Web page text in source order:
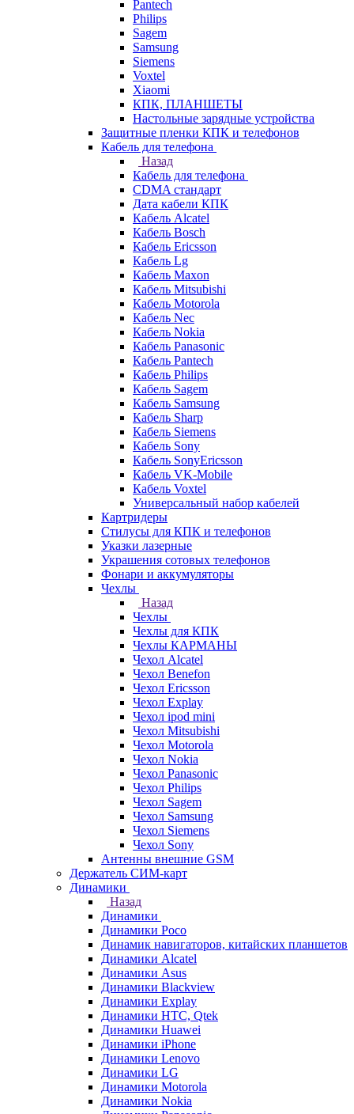
Pantech
Philips
Sagem
Samsung
Siemens
Voxtel
Xiaomi
КПК, ПЛАНШЕТЫ
Настольные зарядные устройства
Защитные пленки КПК и телефонов
Кабель для телефона
Назад
Кабель для телефона
CDMA стандарт
Дата кабели КПК
Кабель Alcatel
Кабель Bosch
Кабель Ericsson
Кабель Lg
Кабель Maxon
Кабель Mitsubishi
Кабель Motorola
Кабель Nec
Кабель Nokia
Кабель Panasonic
Кабель Pantech
Кабель Philips
Кабель Sagem
Кабель Samsung
Кабель Sharp
Кабель Siemens
Кабель Sony
Кабель SonyEricsson
Кабель VK-Mobile
Кабель Voxtel
Универсальный набор кабелей
Картридеры
Стилусы для КПК и телефонов
Указки лазерные
Украшения сотовых телефонов
Фонари и аккумуляторы
Чехлы
Назад
Чехлы
Чехлы для КПК
Чехлы КАРМАНЫ
Чехол Alcatel
Чехол Benefon
Чехол Ericsson
Чехол Explay
Чехол ipod mini
Чехол Mitsubishi
Чехол Motorola
Чехол Nokia
Чехол Panasonic
Чехол Philips
Чехол Sagem
Чехол Samsung
Чехол Siemens
Чехол Sony
Антенны внешние GSM
Держатель СИМ-карт
Динамики
Назад
Динамики
Динамики Poco
Динамик навигаторов, китайских планшетов
Динамики Alcatel
Динамики Asus
Динамики Blackview
Динамики Explay
Динамики HTC, Qtek
Динамики Huawei
Динамики iPhone
Динамики Lenovo
Динамики LG
Динамики Motorola
Динамики Nokia